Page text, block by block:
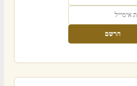
הרשם